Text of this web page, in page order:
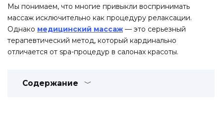
Мы понимаем, что многие привыкли воспринимать
массаж исключительно как процедуру релаксации.
Однако медицинский массаж — это серьезный
терапевтический метод, который кардинально
отличается от spa-процедур в салонах красоты.
Содержание